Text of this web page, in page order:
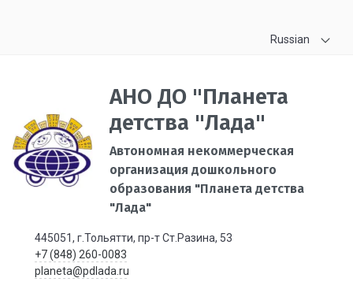
Russian
АНО ДО "Планета
детства "Лада"
Автономная некоммерческая
организация дошкольного
образования "Планета детства
"Лада"
445051, г.Тольятти, пр-т Ст.Разина, 53
+7 (848) 260-0083
planeta@pdlada.ru